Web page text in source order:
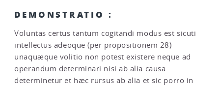
DEMONSTRATIO :
Voluntas certus tantum cogitandi modus est sicuti
intellectus adeoque (per propositionem 28)
unaquæque volitio non potest existere neque ad
operandum determinari nisi ab alia causa
determinetur et hæc rursus ab alia et sic porro in